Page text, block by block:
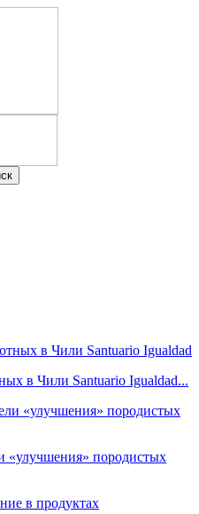
в Чили Santuario Igualdad...
«улучшения» породистых